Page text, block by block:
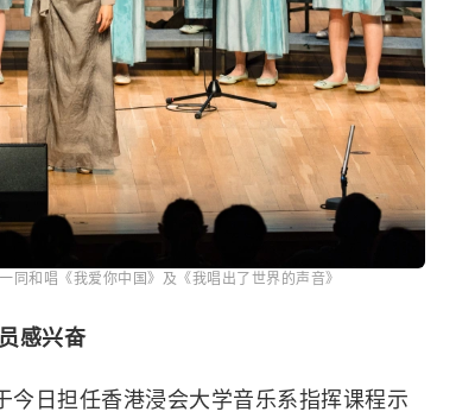
和唱《我爱你中国》及《我唱出了世界的声音》
感兴奋
日担任香港浸会大学音乐系指挥课程示